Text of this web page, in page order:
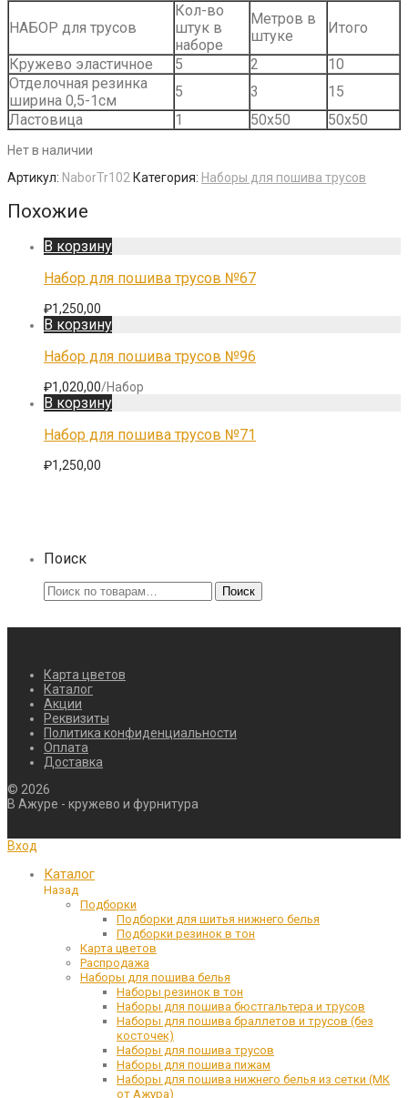
НАБОР для трусов
Кол-во
штук в
наборе
Метров в
штуке
Итого
Кружево эластичное 5 2
10
Отделочная резинка
ширина 0,5-1см
5 3
15
Ластовица
1 50х50 50х50
Нет в наличии
Артикул: NaborTr102 Категория: Наборы для пошива трусов
Похожие
В корзину
Набор для пошива трусов №67
₽1,250,00
В корзину
Набор для пошива трусов №96
₽1,020,00/Набор
В корзину
Набор для пошива трусов №71
₽1,250,00
Поиск
Искать: Поиск
Карта цветов
Каталог
Акции
Реквизиты
Политика конфиденциальности
Оплата
Доставка
© 2026
В Ажуре - кружево и фурнитура
Вход
Каталог
Назад
Подборки
Подборки для шитья нижнего белья
Подборки резинок в тон
Карта цветов
Распродажа
Наборы для пошива белья
Наборы резинок в тон
Наборы для пошива бюстгальтера и трусов
Наборы для пошива браллетов и трусов (без
косточек)
Наборы для пошива трусов
Наборы для пошива пижам
Наборы для пошива нижнего белья из сетки (МК
от Ажура)